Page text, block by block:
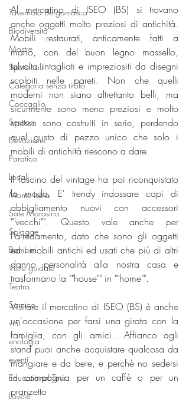
Tavernola Bergamasca
Biodiversità
Mostre
Spettacoli
Categoria senza titolo
Coccaglio
Scrittori
Devozione
Paratico
Locali
Monte Isola
Sale Marasino
Spiagge
Bambini
Visite guidate
Teatro
Sarnico
vini
enologia
eventi
Educational Tour
Lovere
Al mercatino di ISEO (BS) si trovano
anche oggetti molto preziosi di antichità.
Mobili restaurati, anticamente fatti a
mano, con del buon legno massello,
talvolta intagliati e impreziositi da disegni
scolpiti nelle pareti. Non che quelli
moderni non siano altrettanto belli, ma
sicurmente sono meno preziosi e molto
spesso sono costruiti in serie, perdendo
quel gusto di pezzo unico che solo i
mobili di antichità riescono a dare.
Il fascino del vintage ha poi riconquistato
la moda. E' trendy indossare capi di
abbigliamento nuovi con accessori
""vecchi"". Questo vale anche per
l'arredamento, dato che sono gli oggetti
ed i mobili antichi ed usati che più di altri
danno personalità alla nostra casa e
trasformano la ""house"" in ""home"".
Visitare il mercatino di ISEO (BS) è anche
un'occasione per farsi una girata con la
famiglia, con gli amici.. Affianco agli
stand puoi anche acquistare qualcosa da
mangiare e da bere, e perchè no sedersi
in compagnia per un caffè o per un
pranzetto